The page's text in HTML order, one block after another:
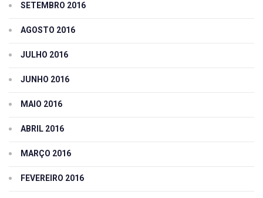
SETEMBRO 2016
AGOSTO 2016
JULHO 2016
JUNHO 2016
MAIO 2016
ABRIL 2016
MARÇO 2016
FEVEREIRO 2016